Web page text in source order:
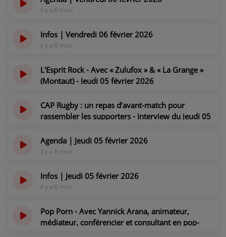
il y a 6 mois
Infos | Vendredi 06 février 2026
il y a 6 mois
L'Esprit Rock - Avec « Zulufox » & « La Grange »
(Montaut) - Jeudi 05 février 2026
CAP Rugby : un repas d’avant-match pour
rassembler les supporters - Interview du jeudi 05
il y a 6 mois
Agenda | Jeudi 05 février 2026
il y a 6 mois
Infos | Jeudi 05 février 2026
il y a 6 mois
Pop Porn - Avec Yannick Arana, animateur,
médiateur, conférencier et consultant en pop-